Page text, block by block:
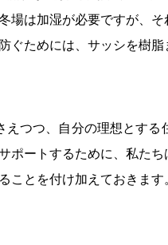
場は加湿が必要ですが、
ぐためには、サッシを樹
えつつ、自分の理想とする
ポートするために、私た
ことを付け加えておきます